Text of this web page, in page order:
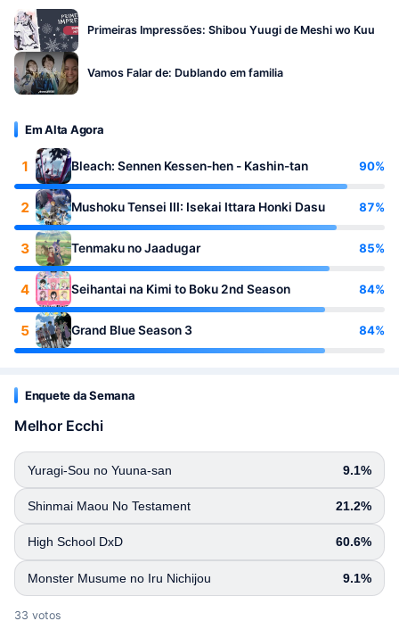
Primeiras Impressões: Shibou Yuugi de Meshi wo Kuu
Vamos Falar de: Dublando em familia
Em Alta Agora
1 Bleach: Sennen Kessen-hen - Kashin-tan 90%
2 Mushoku Tensei III: Isekai Ittara Honki Dasu 87%
3 Tenmaku no Jaadugar 85%
4 Seihantai na Kimi to Boku 2nd Season 84%
5 Grand Blue Season 3 84%
Enquete da Semana
Melhor Ecchi
Yuragi-Sou no Yuuna-san 9.1%
Shinmai Maou No Testament 21.2%
High School DxD 60.6%
Monster Musume no Iru Nichijou 9.1%
33 votos